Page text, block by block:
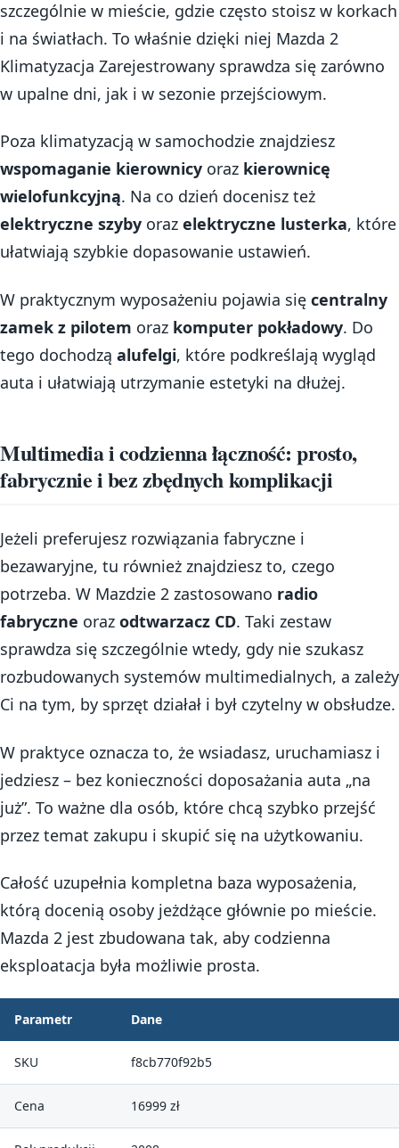
szczególnie w mieście, gdzie często stoisz w korkach
i na światłach. To właśnie dzięki niej Mazda 2
Klimatyzacja Zarejestrowany sprawdza się zarówno
w upalne dni, jak i w sezonie przejściowym.
Poza klimatyzacją w samochodzie znajdziesz
wspomaganie kierownicy oraz kierownicę
wielofunkcyjną. Na co dzień docenisz też
elektryczne szyby oraz elektryczne lusterka, które
ułatwiają szybkie dopasowanie ustawień.
W praktycznym wyposażeniu pojawia się centralny
zamek z pilotem oraz komputer pokładowy. Do
tego dochodzą alufelgi, które podkreślają wygląd
auta i ułatwiają utrzymanie estetyki na dłużej.
Multimedia i codzienna łączność: prosto,
fabrycznie i bez zbędnych komplikacji
Jeżeli preferujesz rozwiązania fabryczne i
bezawaryjne, tu również znajdziesz to, czego
potrzeba. W Mazdzie 2 zastosowano radio
fabryczne oraz odtwarzacz CD. Taki zestaw
sprawdza się szczególnie wtedy, gdy nie szukasz
rozbudowanych systemów multimedialnych, a zależy
Ci na tym, by sprzęt działał i był czytelny w obsłudze.
W praktyce oznacza to, że wsiadasz, uruchamiasz i
jedziesz – bez konieczności doposażania auta „na
już”. To ważne dla osób, które chcą szybko przejść
przez temat zakupu i skupić się na użytkowaniu.
Całość uzupełnia kompletna baza wyposażenia,
którą docenią osoby jeżdżące głównie po mieście.
Mazda 2 jest zbudowana tak, aby codzienna
eksploatacja była możliwie prosta.
Parametr Dane
SKU f8cb770f92b5
Cena 16999 zł